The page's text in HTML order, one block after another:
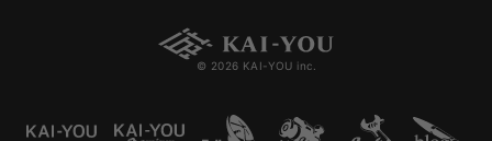
© 2026 KAI-YOU inc.